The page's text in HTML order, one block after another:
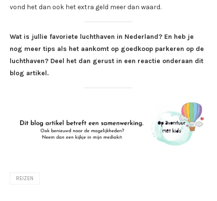
vond het dan ook het extra geld meer dan waard.
Wat is jullie favoriete luchthaven in Nederland? En heb je
nog meer tips als het aankomt op goedkoop parkeren op de
luchthaven? Deel het dan gerust in een reactie onderaan dit
blog artikel.
REIZEN